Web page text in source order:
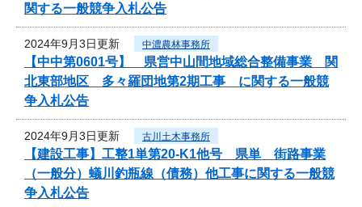
関する一般競争入札公告
2024年9月3日更新 中濃農林事務所
【中中第0601号】 県営中山間地域総合整備事業 関
北東部地区 多々羅団地第2期工事 に関する一般競
争入札公告
2024年9月3日更新 古川土木事務所
【建設工事】工整1単第20-K1他号 県単 街路事業
（一般分）蟻川釣瓶線（債務）他工事に関する一般競
争入札公告